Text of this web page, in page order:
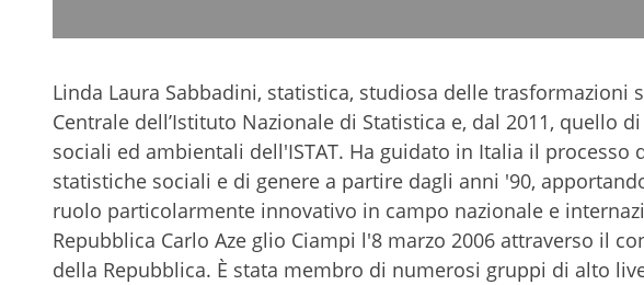
Linda Laura Sabbadini, statistica, studiosa delle
Centrale dell’Istituto Nazionale di Statistica e, dal 2011, quello
sociali ed ambientali dell'ISTAT. Ha guidato in Italia il
statistiche sociali e di genere a partire dagli anni '90,
ruolo particolarmente innovativo in campo nazionale e
Repubblica Carlo Aze glio Ciampi l'8 marzo 2006 attraverso il
della Repubblica. È stata membro di numerosi gruppi di alto